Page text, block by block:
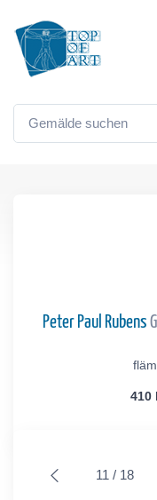
Peter Paul Rubens
410
11 / 18